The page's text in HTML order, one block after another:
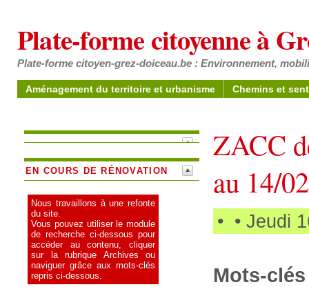
Plate-forme citoyenne à
Plate-forme citoyen-grez-doiceau.be : Environnement,
Aménagement du territoire et urbanisme Chemins et
EN COURS DE RÉNOVATION
Nous travaillons à une refonte
du site.
Vous pouvez utiliser le module
de recherche ci-dessous pour
accéder au contenu, cliquer
sur la rubrique Archives ou
naviguer grâce aux mots-clés
repris ci-dessous.
ZACC
au 14/
• • Jeudi
Mots-